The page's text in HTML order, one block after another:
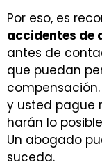
Por eso, es
accidentes de
antes de
que puedan
compensación.
y usted pague
harán lo
Un abogado
suceda.